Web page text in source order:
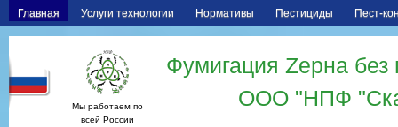
Главная Услуги технологии Нормативы Пестициды Пест-
Мы работаем по
всей России
Фумигация Zерна
ООО "НПФ